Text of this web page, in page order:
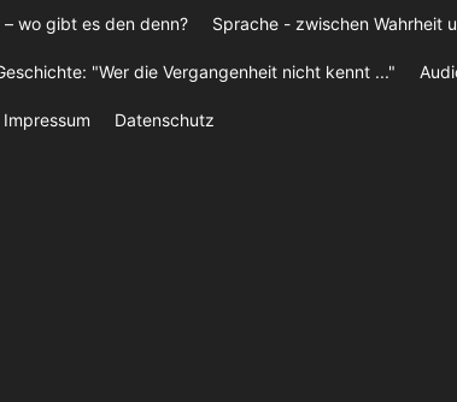
– wo gibt es den denn? Sprache - zwischen Wahrheit
"Wer die Vergangenheit nicht kennt ..."
Impressum Datenschutz